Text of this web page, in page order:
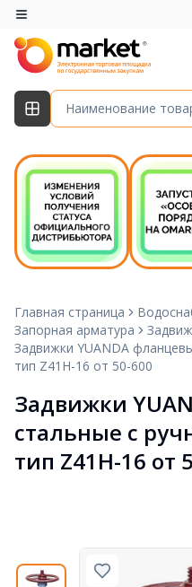
Главная страница
Запорная арматура
Задвижки YUANDA
тип Z41H-16 от 50-600
Задвижки
стальные с
тип Z41H-16 от